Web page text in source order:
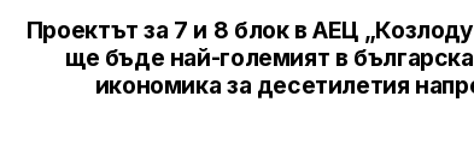
Проектът за 7 и 8 блок в АЕЦ
ще бъде най-големият в
икономика за десетилетия